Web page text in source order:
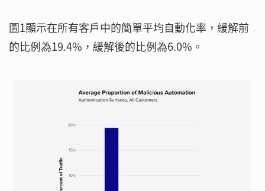
圖1顯示在所有客戶中的簡單平均自動化率，緩解前
的比例為19.4%，緩解後的比例為6.0%。